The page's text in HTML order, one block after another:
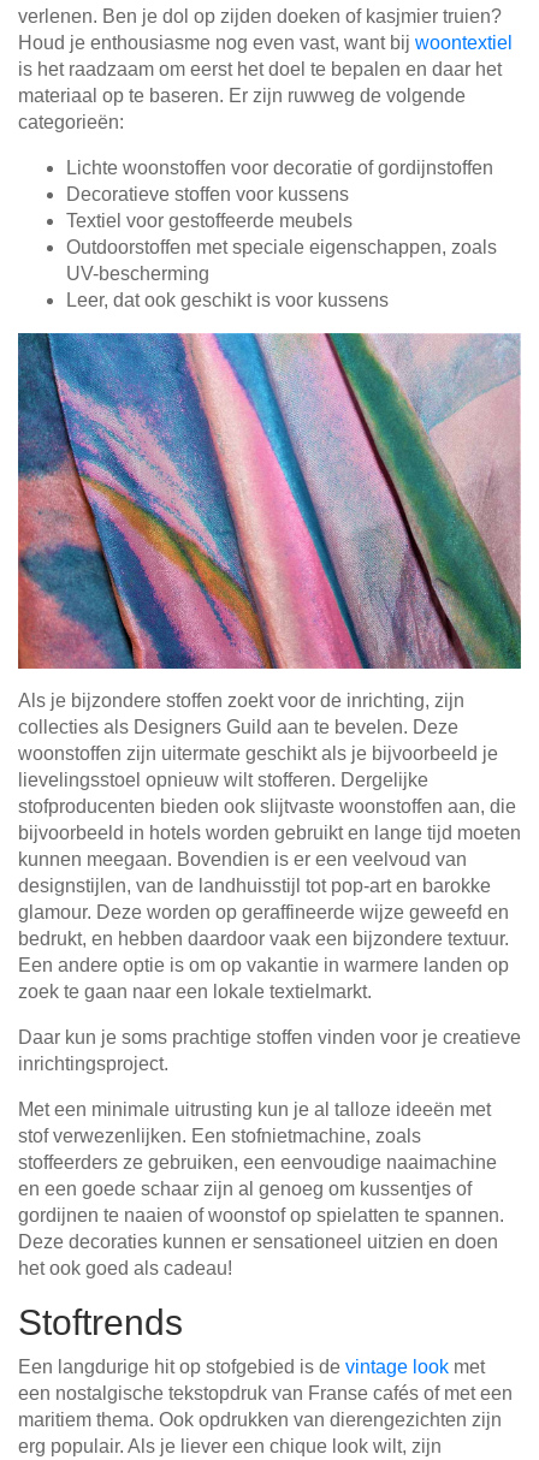
verlenen. Ben je dol op zijden doeken of kasjmier truien?
Houd je enthousiasme nog even vast, want bij woontextiel
is het raadzaam om eerst het doel te bepalen en daar het
materiaal op te baseren. Er zijn ruwweg de volgende
categorieën:
Lichte woonstoffen voor decoratie of gordijnstoffen
Decoratieve stoffen voor kussens
Textiel voor gestoffeerde meubels
Outdoorstoffen met speciale eigenschappen, zoals
UV-bescherming
Leer, dat ook geschikt is voor kussens
Als je bijzondere stoffen zoekt voor de inrichting, zijn
collecties als Designers Guild aan te bevelen. Deze
woonstoffen zijn uitermate geschikt als je bijvoorbeeld je
lievelingsstoel opnieuw wilt stofferen. Dergelijke
stofproducenten bieden ook slijtvaste woonstoffen aan, die
bijvoorbeeld in hotels worden gebruikt en lange tijd moeten
kunnen meegaan. Bovendien is er een veelvoud van
designstijlen, van de landhuisstijl tot pop-art en barokke
glamour. Deze worden op geraffineerde wijze geweefd en
bedrukt, en hebben daardoor vaak een bijzondere textuur.
Een andere optie is om op vakantie in warmere landen op
zoek te gaan naar een lokale textielmarkt.
Daar kun je soms prachtige stoffen vinden voor je creatieve
inrichtingsproject.
Met een minimale uitrusting kun je al talloze ideeën met
stof verwezenlijken. Een stofnietmachine, zoals
stoffeerders ze gebruiken, een eenvoudige naaimachine
en een goede schaar zijn al genoeg om kussentjes of
gordijnen te naaien of woonstof op spielatten te spannen.
Deze decoraties kunnen er sensationeel uitzien en doen
het ook goed als cadeau!
Stoftrends
Een langdurige hit op stofgebied is de vintage look met
een nostalgische tekstopdruk van Franse cafés of met een
maritiem thema. Ook opdrukken van dierengezichten zijn
erg populair. Als je liever een chique look wilt, zijn